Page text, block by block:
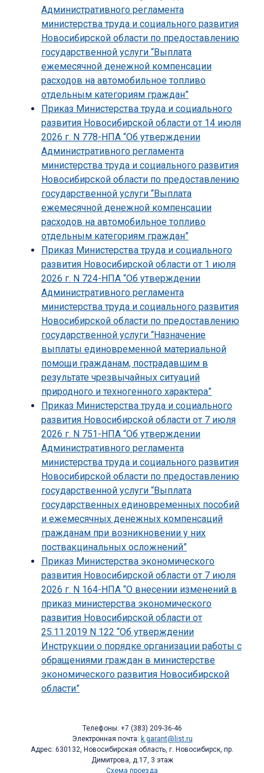
Административного регламента
министерства труда и социального развития
Новосибирской области по предоставлению
государственной услуги “Выплата
ежемесячной денежной компенсации
расходов на автомобильное топливо
отдельным категориям граждан”
Приказ Министерства труда и социального
развития Новосибирской области от 14 июля
2026 г. N 778-НПА “Об утверждении
Административного регламента
министерства труда и социального развития
Новосибирской области по предоставлению
государственной услуги “Выплата
ежемесячной денежной компенсации
расходов на автомобильное топливо
отдельным категориям граждан”
Приказ Министерства труда и социального
развития Новосибирской области от 1 июля
2026 г. N 724-НПА “Об утверждении
Административного регламента
министерства труда и социального развития
Новосибирской области по предоставлению
государственной услуги “Назначение
выплаты единовременной материальной
помощи гражданам, пострадавшим в
результате чрезвычайных ситуаций
природного и техногенного характера”
Приказ Министерства труда и социального
развития Новосибирской области от 7 июля
2026 г. N 751-НПА “Об утверждении
Административного регламента
министерства труда и социального развития
Новосибирской области по предоставлению
государственной услуги “Выплата
государственных единовременных пособий
и ежемесячных денежных компенсаций
гражданам при возникновении у них
поствакцинальных осложнений”
Приказ Министерства экономического
развития Новосибирской области от 7 июля
2026 г. N 164-НПА “О внесении изменений в
приказ министерства экономического
развития Новосибирской области от
25.11.2019 N 122 “Об утверждении
Инструкции о порядке организации работы с
обращениями граждан в министерстве
экономического развития Новосибирской
области”
Телефоны: +7 (383) 209-36-46
Электронная почта: k.garant@list.ru
Адрес: 630132, Новосибирская область, г. Новосибирск, пр.
Димитрова, д.17, 3 этаж
Схема проезда